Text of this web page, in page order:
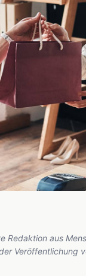
Redaktion aus
Veröffentlichung